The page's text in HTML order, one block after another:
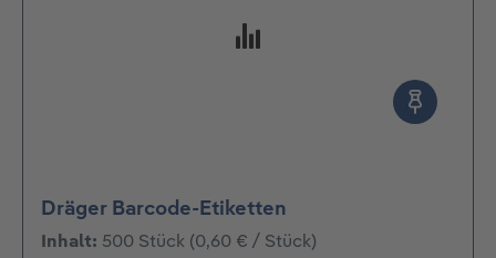
Dräger Barcode-Etiketten
Inhalt: 500 Stück (0,60 € / Stück)